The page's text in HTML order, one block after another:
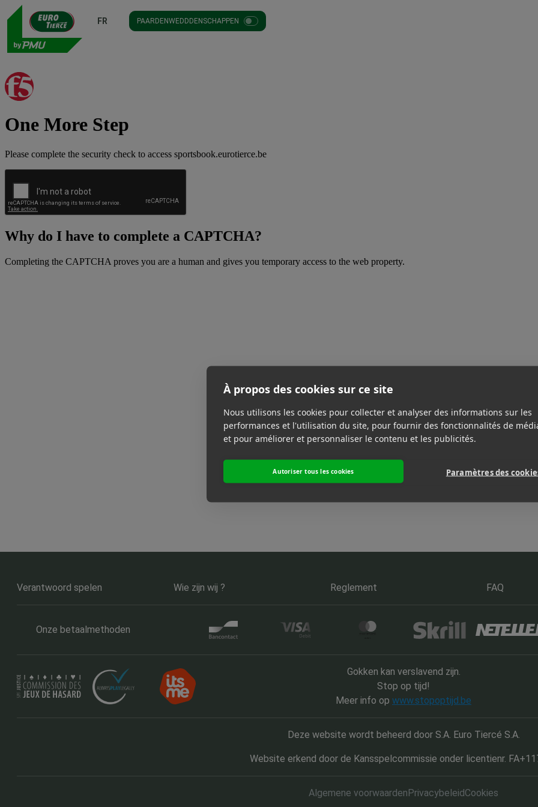
FR PAARDENWEDDDENSCHAPPEN
Verantwoord spelen Wie zijn wij ? Reglement FAQ
Onze betaalmethoden
Gokken kan verslavend zijn.
Stop op tijd!
Meer info op www.stopoptijd.be
Deze website wordt beheerd door S.A. Euro Tiercé S.A.
Website erkend door de Kansspelcommissie onder licentienr.
Algemene voorwaardenPrivacybeleidCookies
À propos des cookies sur ce site
Nous utilisons les cookies pour collecter et analyser des informations sur les
performances et l'utilisation du site, pour fournir des fonctionnalités de
et pour améliorer et personnaliser le contenu et les publicités.
Autoriser tous les cookies Paramètres des